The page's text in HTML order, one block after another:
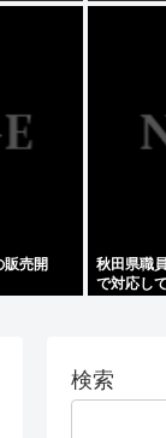
販売開
秋田県職
で対応し
検索